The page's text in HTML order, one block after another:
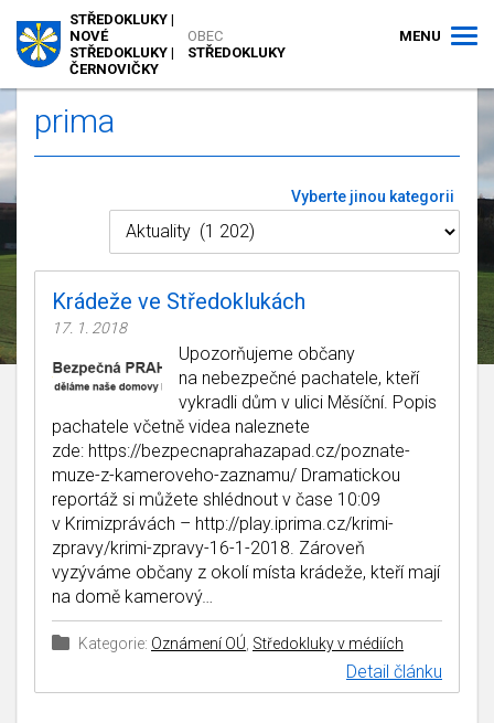
OBEC
STŘEDOKLUKY
STŘEDOKLUKY |
NOVÉ
STŘEDOKLUKY |
ČERNOVIČKY
MENU
prima
Vyberte jinou kategorii
Krádeže ve Středoklukách
17. 1. 2018
Upozorňujeme občany
na nebezpečné pachatele, kteří
vykradli dům v ulici Měsíční. Popis
pachatele včetně videa naleznete
zde: https://bezpecnaprahazapad.cz/poznate-
muze-z-kameroveho-zaznamu/ Dramatickou
reportáž si můžete shlédnout v čase 10:09
v Krimizprávách – http://play.iprima.cz/krimi-
zpravy/krimi-zpravy-16-1-2018. Zároveň
vyzýváme občany z okolí místa krádeže, kteří mají
na domě kamerový…
Kategorie: Oznámení OÚ Středokluky v médiích
Detail článku